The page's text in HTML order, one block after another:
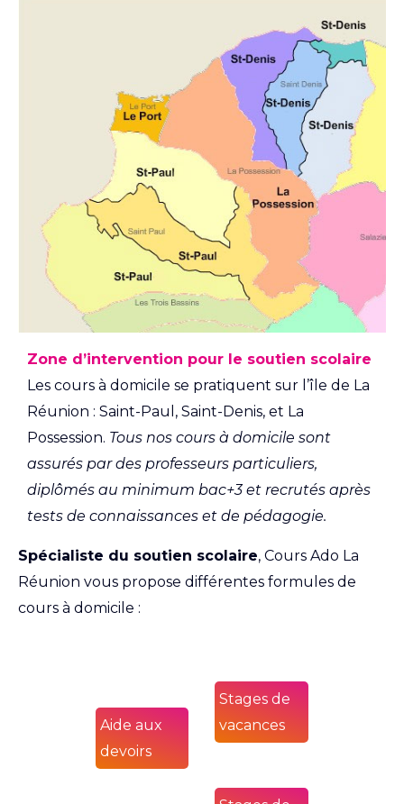
Zone d’intervention pour le soutien scolaire
Les cours à domicile se pratiquent sur l’île de La
Réunion : Saint-Paul, Saint-Denis, et La
Possession. Tous nos cours à domicile sont
assurés par des professeurs particuliers,
diplômés au minimum bac+3 et recrutés après
tests de connaissances et de pédagogie.
Spécialiste du soutien scolaire, Cours Ado La
Réunion vous propose différentes formules de
cours à domicile :
Aide aux
devoirs
Stages de
vacances